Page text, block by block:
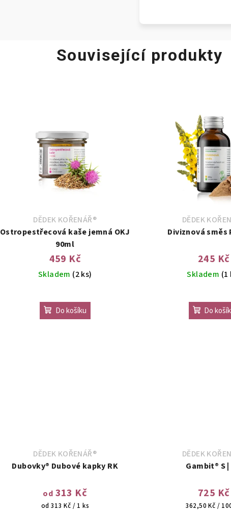
Související produkty
DĚDEK KOŘENÁŘ®
Ostropestřecová kaše jemná OKJ
90ml
459 Kč
Skladem (2 ks)
Do košíku
DĚDEK
Diviznová směs
245 Kč
Skladem (1
Do
DĚDEK KOŘENÁŘ®
Dubovky® Dubové kapky RK
od 313 Kč
Měrná
od 313 Kč / 1 ks
DĚDEK
Gambit® S |
725 Kč
Měrná
362,50 Kč /